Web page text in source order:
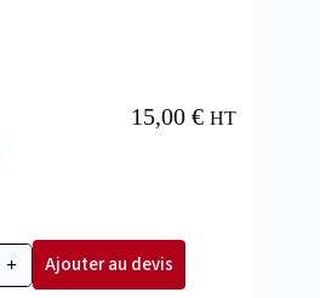
15,00€ HT
+ Ajouter au devis